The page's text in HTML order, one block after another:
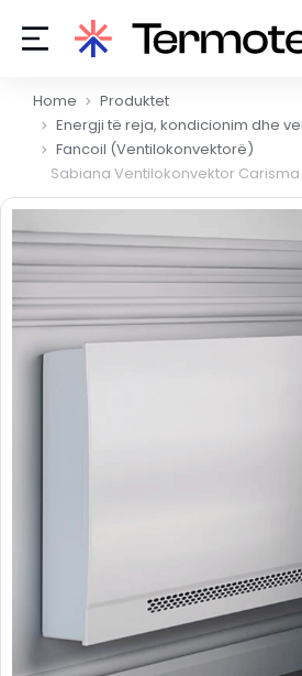
You are here:
Home
Produktet
Energji të reja, kondicionim dhe
Fancoil (Ventilokonvektorë)
Sabiana Ventilokonvektor Carisma